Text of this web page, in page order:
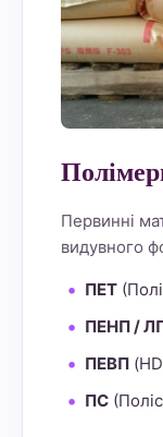
Первинні
видувного
ПЕТ
ПЕНП /
ПЕВП
ПС